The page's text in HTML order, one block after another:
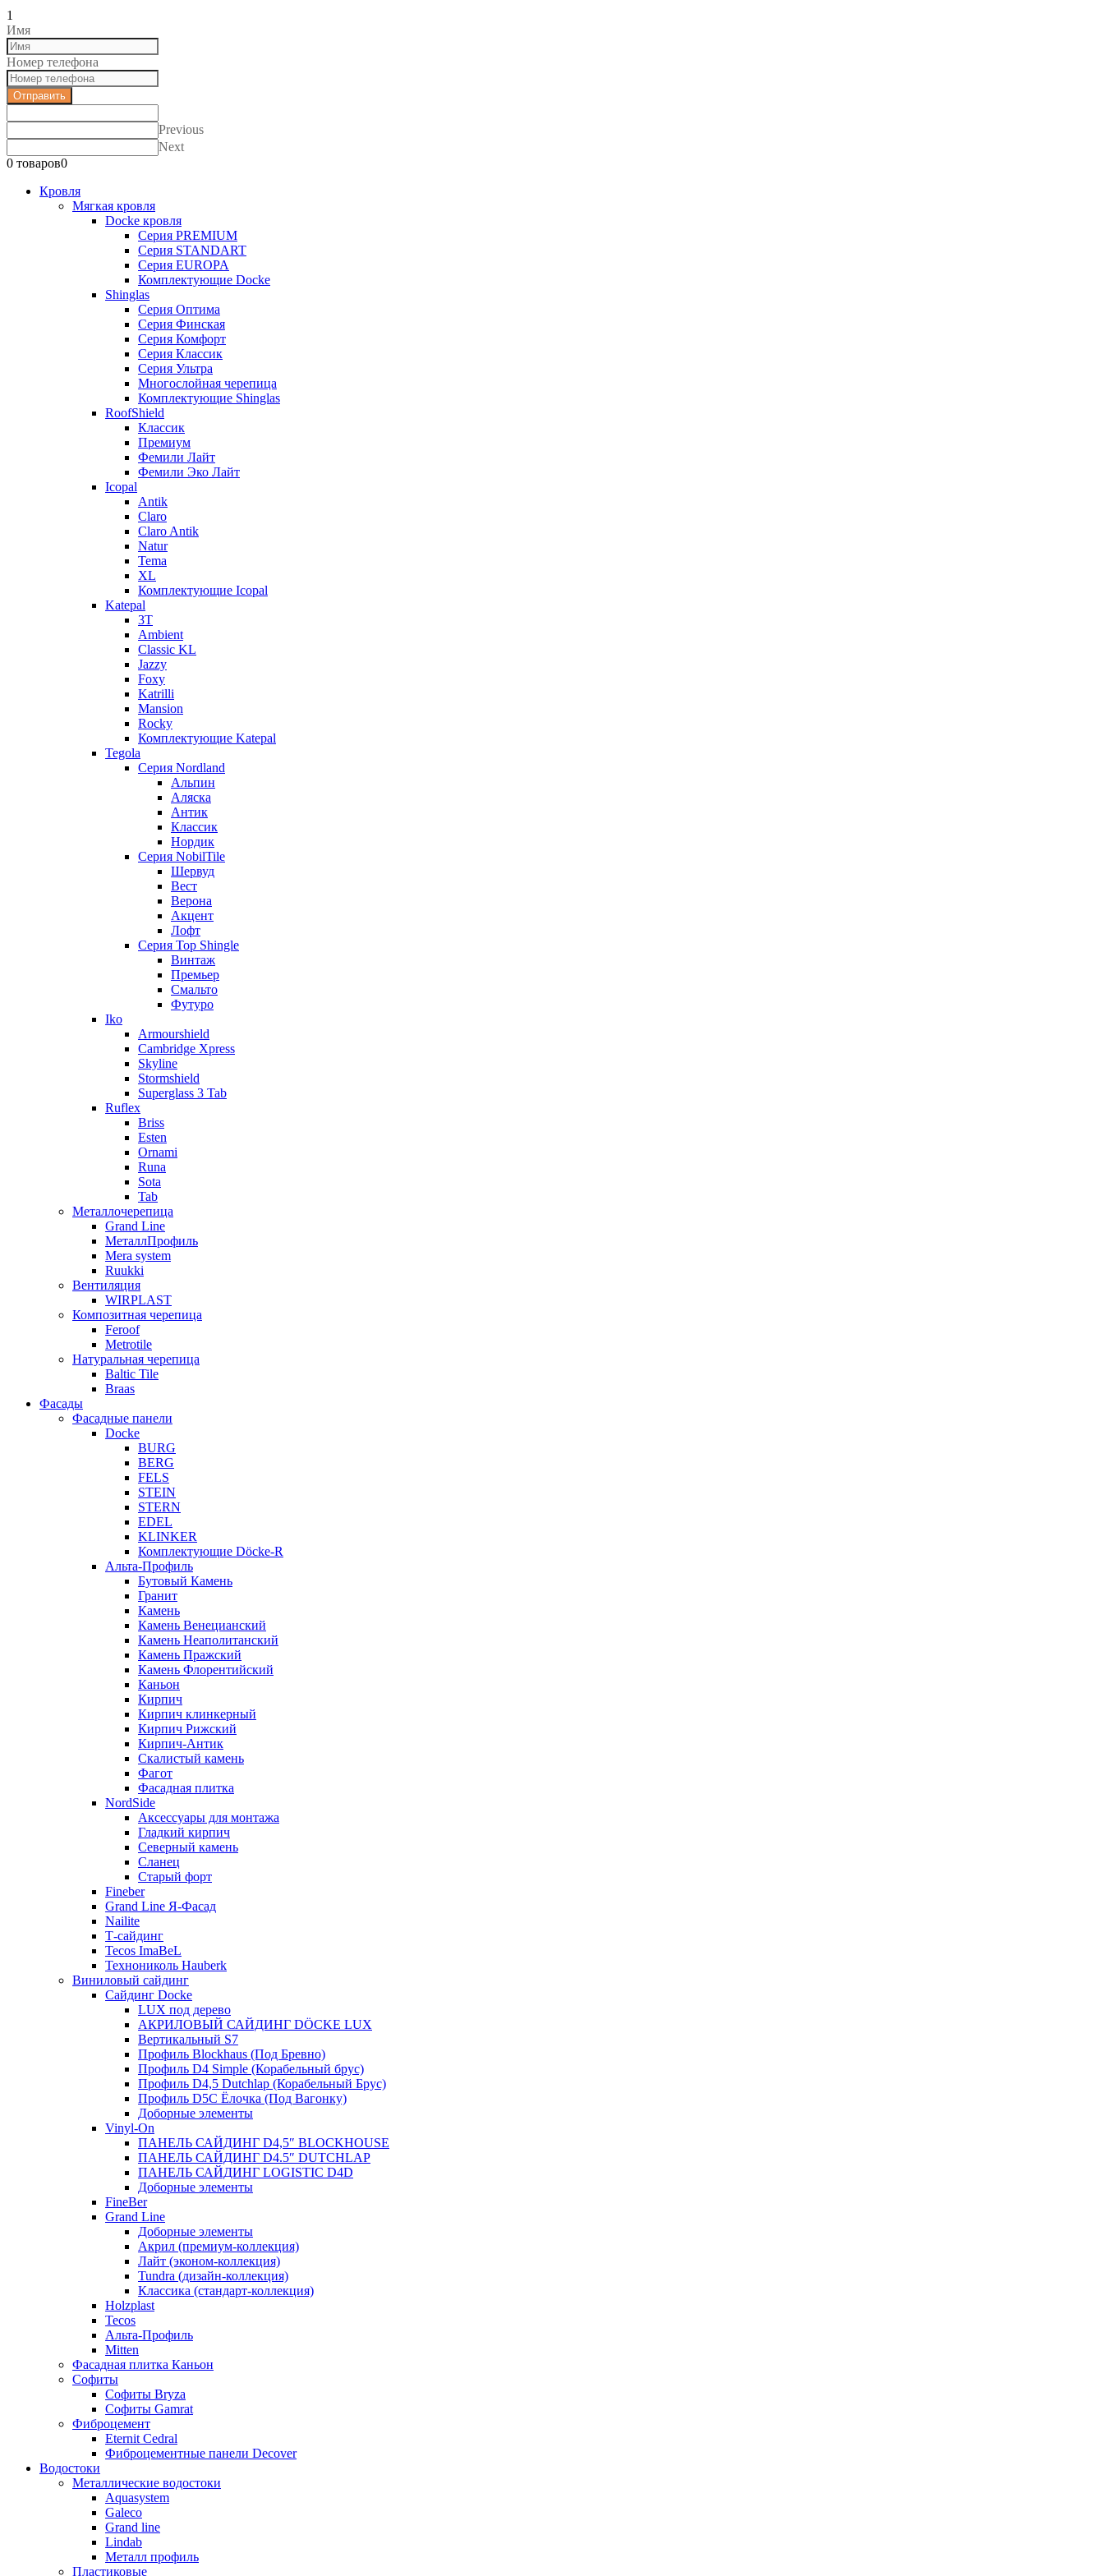
1
Имя
Номер телефона
Отправить
Previous
Next
0 товаров0
Кровля
Мягкая кровля
Docke кровля
Серия PREMIUM
Серия STANDART
Серия EUROPA
Комплектующие Docke
Shinglas
Серия Оптима
Серия Финская
Серия Комфорт
Серия Классик
Серия Ультра
Многослойная черепица
Комплектующие Shinglas
RoofShield
Классик
Премиум
Фемили Лайт
Фемили Эко Лайт
Icopal
Antik
Claro
Claro Antik
Natur
Tema
XL
Комплектующие Icopal
Katepal
3T
Ambient
Classic KL
Jazzy
Foxy
Katrilli
Mansion
Rocky
Комплектующие Katepal
Tegola
Серия Nordland
Альпин
Аляска
Антик
Классик
Нордик
Серия NobilTile
Шервуд
Вест
Верона
Акцент
Лофт
Серия Top Shingle
Винтаж
Премьер
Смальто
Футуро
Iko
Armourshield
Cambridge Xpress
Skyline
Stormshield
Superglass 3 Tab
Ruflex
Briss
Esten
Ornami
Runa
Sota
Tab
Металлочерепица
Grand Line
МеталлПрофиль
Mera system
Ruukki
Вентиляция
WIRPLAST
Композитная черепица
Feroof
Metrotile
Натуральная черепица
Baltic Tile
Braas
Фасады
Фасадные панели
Docke
BURG
BERG
FELS
STEIN
STERN
EDEL
KLINKER
Комплектующие Döcke-R
Альта-Профиль
Бутовый Камень
Гранит
Камень
Камень Венецианский
Камень Неаполитанский
Камень Пражский
Камень Флорентийский
Каньон
Кирпич
Кирпич клинкерный
Кирпич Рижский
Кирпич-Антик
Скалистый камень
Фагот
Фасадная плитка
NordSide
Аксессуары для монтажа
Гладкий кирпич
Северный камень
Сланец
Старый форт
Fineber
Grand Line Я-Фасад
Nailite
Т-сайдинг
Tecos ImaBeL
Технониколь Hauberk
Виниловый сайдинг
Сайдинг Docke
LUX под дерево
АКРИЛОВЫЙ САЙДИНГ DÖCKE LUX
Вертикальный S7
Профиль Blockhaus (Под Бревно)
Профиль D4 Simple (Корабельный брус)
Профиль D4,5 Dutchlap (Корабельный Брус)
Профиль D5C Ёлочка (Под Вагонку)
Доборные элементы
Vinyl-On
ПАНЕЛЬ САЙДИНГ D4,5″ BLOCKHOUSE
ПАНЕЛЬ САЙДИНГ D4.5″ DUTCHLAP
ПАНЕЛЬ САЙДИНГ LOGISTIC D4D
Доборные элементы
FineBer
Grand Line
Доборные элементы
Акрил (премиум-коллекция)
Лайт (эконом-коллекция)
Tundra (дизайн-коллекция)
Классика (стандарт-коллекция)
Holzplast
Tecos
Альта-Профиль
Mitten
Фасадная плитка Каньон
Софиты
Софиты Bryza
Софиты Gamrat
Фиброцемент
Eternit Cedral
Фиброцементные панели Decover
Водостоки
Металлические водостоки
Aquasystem
Galeco
Grand line
Lindab
Металл профиль
Пластиковые